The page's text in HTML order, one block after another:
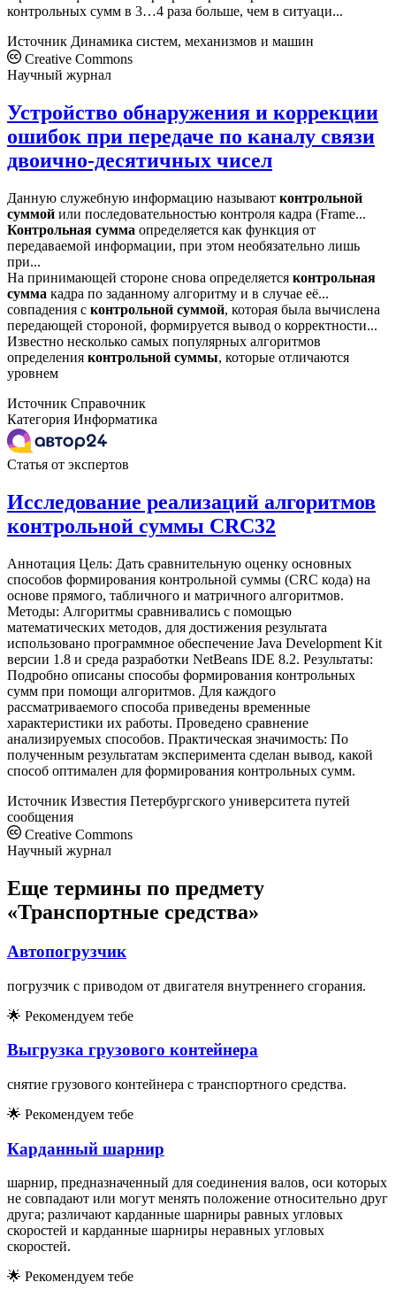
контрольных сумм в 3…4 раза больше, чем в ситуаци...
Источник Динамика систем, механизмов и машин
Creative Commons
Научный журнал
Устройство обнаружения и коррекции
ошибок при передаче по каналу связи
двоично-десятичных чисел
Данную служебную информацию называют контрольной
суммой или последовательностью контроля кадра (Frame...
Контрольная сумма определяется как функция от
передаваемой информации, при этом необязательно лишь
при...
На принимающей стороне снова определяется контрольная
сумма кадра по заданному алгоритму и в случае её...
совпадения с контрольной суммой, которая была вычислена
передающей стороной, формируется вывод о корректности...
Известно несколько самых популярных алгоритмов
определения контрольной суммы, которые отличаются
уровнем
Источник Справочник
Категория Информатика
Статья от экспертов
Исследование реализаций алгоритмов
контрольной суммы CRC32
Аннотация Цель: Дать сравнительную оценку основных
способов формирования контрольной суммы (CRC кода) на
основе прямого, табличного и матричного алгоритмов.
Методы: Алгоритмы сравнивались с помощью
математических методов, для достижения результата
использовано программное обеспечение Java Development Kit
версии 1.8 и среда разработки NetBeans IDE 8.2. Результаты:
Подробно описаны способы формирования контрольных
сумм при помощи алгоритмов. Для каждого
рассматриваемого способа приведены временные
характеристики их работы. Проведено сравнение
анализируемых способов. Практическая значимость: По
полученным результатам эксперимента сделан вывод, какой
способ оптимален для формирования контрольных сумм.
Источник Известия Петербургского университета путей
сообщения
Creative Commons
Научный журнал
Еще термины по предмету
«Транспортные средства»
Автопогрузчик
погрузчик с приводом от двигателя внутреннего сгорания.
🌟 Рекомендуем тебе
Выгрузка грузового контейнера
снятие грузового контейнера с транспортного средства.
🌟 Рекомендуем тебе
Карданный шарнир
шарнир, предназначенный для соединения валов, оси которых
не совпадают или могут менять положение относительно друг
друга; различают карданные шарниры равных угловых
скоростей и карданные шарниры неравных угловых
скоростей.
🌟 Рекомендуем тебе